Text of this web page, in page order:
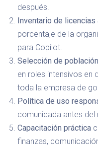
después.
Inventario de licencias
porcentaje de la
para Copilot.
Selección de
en roles intensivos en
toda la empresa de
Política de uso
comunicada antes del
Capacitación práctica
finanzas,